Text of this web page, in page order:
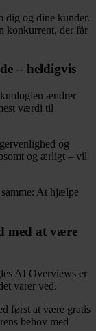
dig og dine kunder.
konkurrent, der får
– heldigvis
ændrer
værdi til
og
og ærligt – vil
At hjælpe
med at være
AI Overviews er
varer ved.
først at være gratis
behov med